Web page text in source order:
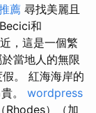
薦 尋找美麗且
Becici和
，這是一個繁
當地人的無限
。 紅海海岸的
。 wordpress
Rhodes）（加